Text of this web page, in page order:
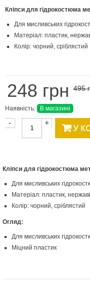
Кліпси для гідрокостюма
Для мисливських
Матеріал: пластик,
Колір: чорний, сріблястий
248 грн 495
Наявність: В магазині
- + У
Кліпси для гідрокостюма
Для мисливських
Матеріал: пластик,
Колір: чорний, сріблястий
Огляд:
Для мисливських
Міцний пластик